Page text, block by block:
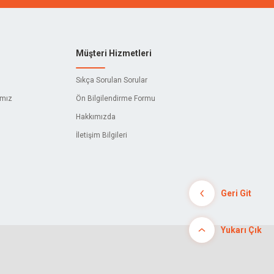
Müşteri Hizmetleri
Sıkça Sorulan Sorular
Ön Bilgilendirme Formu
Hakkımızda
İletişim Bilgileri
Geri Git
Yukarı Çık